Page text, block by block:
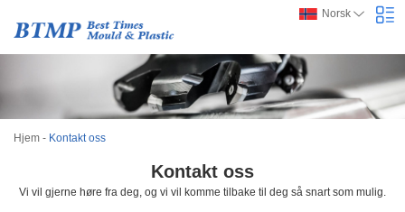
Norsk
Hjem - Kontakt oss
Kontakt oss
Vi vil gjerne høre fra deg, og vi vil komme tilbake til deg så snart som mulig.